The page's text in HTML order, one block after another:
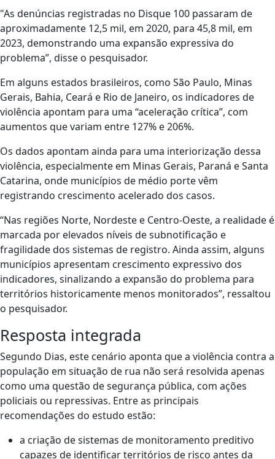
"As denúncias registradas no Disque 100 passaram de
aproximadamente 12,5 mil, em 2020, para 45,8 mil, em
2023, demonstrando uma expansão expressiva do
problema”, disse o pesquisador.
Em alguns estados brasileiros, como São Paulo, Minas
Gerais, Bahia, Ceará e Rio de Janeiro, os indicadores de
violência apontam para uma “aceleração crítica”, com
aumentos que variam entre 127% e 206%.
Os dados apontam ainda para uma interiorização dessa
violência, especialmente em Minas Gerais, Paraná e Santa
Catarina, onde municípios de médio porte vêm
registrando crescimento acelerado dos casos.
“Nas regiões Norte, Nordeste e Centro-Oeste, a realidade é
marcada por elevados níveis de subnotificação e
fragilidade dos sistemas de registro. Ainda assim, alguns
municípios apresentam crescimento expressivo dos
indicadores, sinalizando a expansão do problema para
territórios historicamente menos monitorados”, ressaltou
o pesquisador.
Resposta integrada
Segundo Dias, este cenário aponta que a violência contra a
população em situação de rua não será resolvida apenas
como uma questão de segurança pública, com ações
policiais ou repressivas. Entre as principais
recomendações do estudo estão:
a criação de sistemas de monitoramento preditivo
capazes de identificar territórios de risco antes da